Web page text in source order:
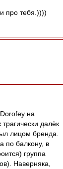
про тебя.))))
на
далёк
лицом бренда.
по балкону, в
группа
Наверняка,